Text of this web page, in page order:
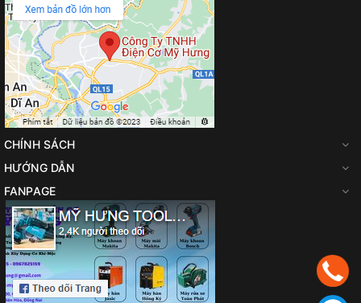
CHÍNH SÁCH
HƯỚNG DẪN
FANPAGE